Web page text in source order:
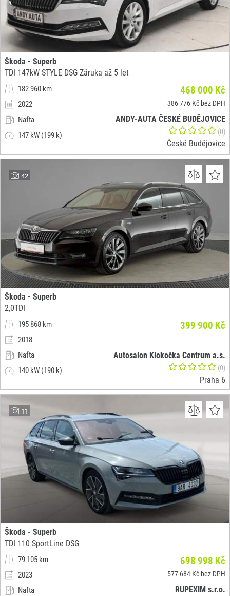
Škoda - Superb
TDI 147kW STYLE DSG Záruka až 5 let
182 960 km
2022
Nafta
147 kW (199 k)
468 000 Kč
386 776 Kč bez DPH
ANDY-AUTA ČESKÉ BUDĚJOVICE
(0)
České Budějovice
42
Škoda - Superb
2,0TDI
195 868 km
2018
Nafta
140 kW (190 k)
399 900 Kč
Autosalon Klokočka Centrum a.s.
(0)
Praha 6
11
Škoda - Superb
TDI 110 SportLine DSG
79 105 km
2023
Nafta
698 998 Kč
577 684 Kč bez DPH
RUPEXIM s.r.o.